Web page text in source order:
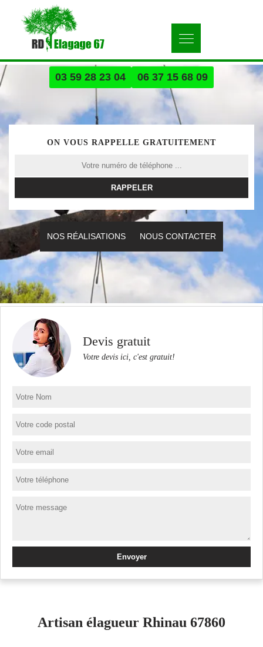
03 59 28 23 04 06 37 15 68 09
ON VOUS RAPPELLE GRATUITEMENT
NOS RÉALISATIONS NOUS CONTACTER
Devis gratuit
Votre devis ici, c'est gratuit!
Artisan élagueur Rhinau 67860